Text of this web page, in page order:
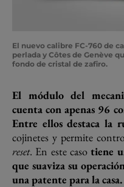
El nuevo calibre FC-760 de
perlada y Côtes de Genève
fondo de cristal de zafiro.
El módulo del
cuenta con apenas 96
Entre ellos destaca la
cojinetes y permite
reset. En este casotiene
que suaviza su
una patente para la casa.